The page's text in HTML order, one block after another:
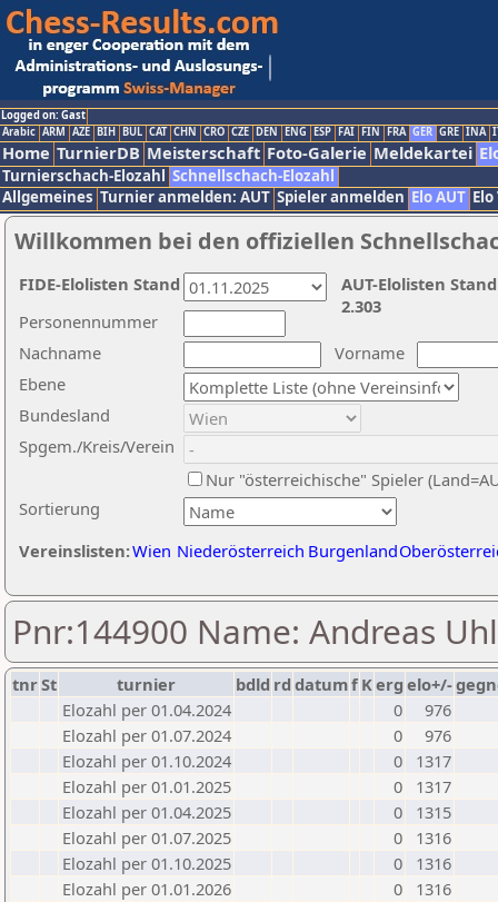
Logged on: Gast
Arabic ARM AZE BIH BUL CAT CHN CRO CZE DEN ENG ESP FAI FIN FRA GER GRE INA
Home TurnierDB Meisterschaft Foto-Galerie Meldekartei
Turnierschach-Elozahl Schnellschach-Elozahl
Allgemeines Turnier anmelden: AUT Spieler anmelden Elo AUT
Willkommen bei den offiziellen
Nachname
Vorname
Ebene
Sortierung
Personennummer
Bundesland
Spgem./Kreis/Verein
Nur "österreichische" Spieler
Vereinslisten:Wien Niederösterreich Burgenland
AUT-Elolisten
2.303
FIDE-Elolisten Stand
Pnr:144900 Name: Andreas Uhl
tnrSt turnier bdld rd datumf Kerg elo+/-
Elozahl per 01.04.2024
0
976
Elozahl per 01.07.2024
0
976
Elozahl per 01.10.2024
0
1317
Elozahl per 01.01.2025
0
1317
Elozahl per 01.04.2025
0
1315
Elozahl per 01.07.2025
0
1316
Elozahl per 01.10.2025
0
1316
Elozahl per 01.01.2026
0
1316